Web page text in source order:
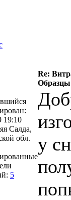
Re:
Образцы
19:10
Салда,
обл.
5
у